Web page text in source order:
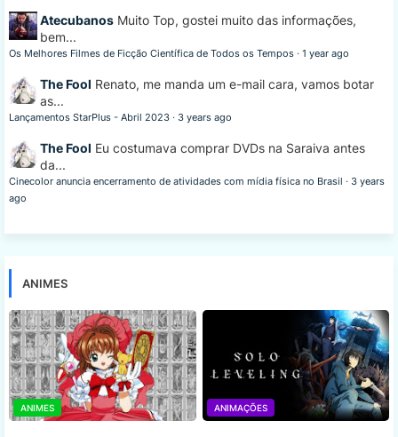
Atecubanos Muito Top, gostei muito das informações,
bem...
Os Melhores Filmes de Ficção Científica de Todos os Tempos · 1 year ago
The Fool Renato, me manda um e-mail cara, vamos botar
as...
Lançamentos StarPlus - Abril 2023 · 3 years ago
The Fool Eu costumava comprar DVDs na Saraiva antes
da...
Cinecolor anuncia encerramento de atividades com mídia física no Brasil · 3 years
ago
ANIMES
ANIMES ANIMAÇÕES